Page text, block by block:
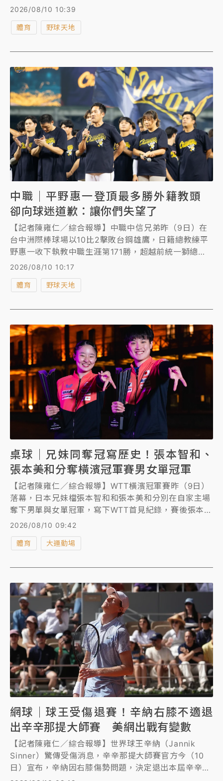
國時間周一對戰皇家賽前再度進行傳接球訓練，他表示
即可進牛棚練投。
2026/08/10 10:39
體育 野球天地
中職｜平野惠一登頂最多勝外籍教頭
卻向球迷道歉：讓你們失望了
【記者陳雍仁／綜合報導】中職中信兄弟昨（9日）在
台中洲際棒球場以10比2擊敗台鋼雄鷹，日籍總教練平
野惠一收下執教中職生涯第171勝，超越前統一獅總教
練大石彌太郎，登頂中職史上最多勝外籍總教練，但平
野惠一賽後卻沒太多興奮之情，反而因今年戰績欠佳向
球迷道歉。
2026/08/10 10:17
體育 野球天地
桌球｜兄妹同奪冠寫歷史！張本智和、
張本美和分奪橫濱冠軍賽男女單冠軍
【記者陳雍仁／綜合報導】WTT橫濱冠軍賽昨（9日）
落幕，日本兄妹檔張本智和和張本美和分別在自家主場
奪下男單與女單冠軍，寫下WTT首見紀錄，賽後張本智
和感謝現場球迷支持，並感性表示要把冠軍榮耀獻給父
2026/08/10 09:42
體育 大運動場
網球｜球王受傷退賽！辛納右膝不適退
出辛辛那提大師賽 美網出戰有變數
【記者陳雍仁／綜合報導】世界球王辛納（Jannik
Sinner）驚傳受傷消息，辛辛那提大師賽官方今（10
日）宣布，辛納因右膝傷勢問題，決定退出本屆辛辛那